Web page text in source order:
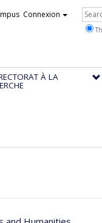
Connexion
À LA